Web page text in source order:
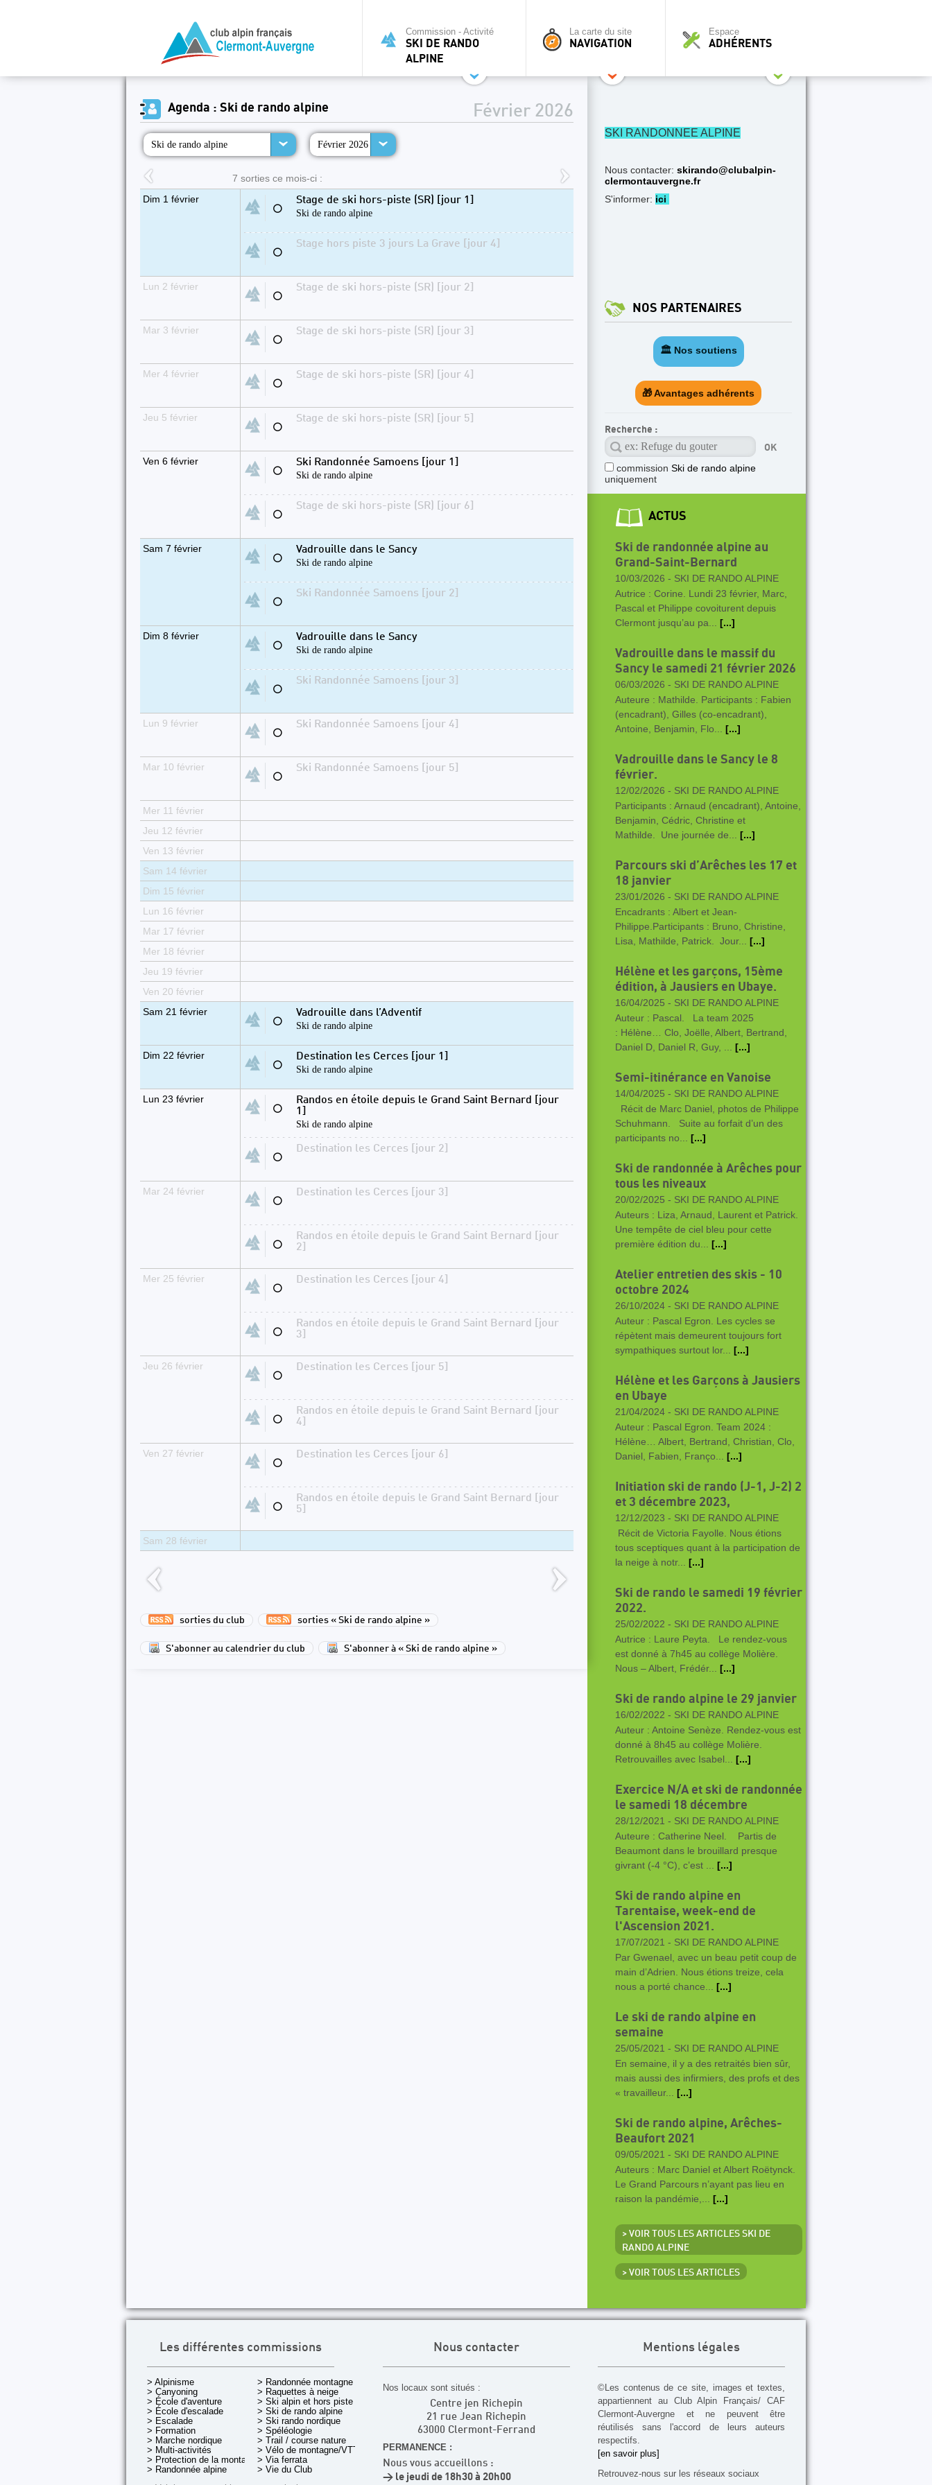
Commission - Activité
SKI DE RANDO
ALPINE
La carte du site
NAVIGATION
Espace
ADHÉRENTS
Agenda : Ski de rando alpine
Ski de rando alpine Février 2026
Février 2026
7 sorties ce mois-ci :
Dim 1 février
⚪
Stage de ski hors-piste (SR) [jour 1]
Ski de rando alpine
⚪
Stage hors piste 3 jours La Grave [jour 4]
Lun 2 février
⚪
Stage de ski hors-piste (SR) [jour 2]
Mar 3 février
⚪
Stage de ski hors-piste (SR) [jour 3]
Mer 4 février
⚪
Stage de ski hors-piste (SR) [jour 4]
Jeu 5 février
⚪
Stage de ski hors-piste (SR) [jour 5]
Ven 6 février
⚪
Ski Randonnée Samoens [jour 1]
Ski de rando alpine
⚪
Stage de ski hors-piste (SR) [jour 6]
Sam 7 février
⚪
Vadrouille dans le Sancy
Ski de rando alpine
⚪
Ski Randonnée Samoens [jour 2]
Dim 8 février
⚪
Vadrouille dans le Sancy
Ski de rando alpine
⚪
Ski Randonnée Samoens [jour 3]
Lun 9 février
⚪
Ski Randonnée Samoens [jour 4]
Mar 10 février
⚪
Ski Randonnée Samoens [jour 5]
Mer 11 février
Jeu 12 février
Ven 13 février
Sam 14 février
Dim 15 février
Lun 16 février
Mar 17 février
Mer 18 février
Jeu 19 février
Ven 20 février
Sam 21 février
⚪
Vadrouille dans l’Adventif
Ski de rando alpine
Dim 22 février
⚪
Destination les Cerces [jour 1]
Ski de rando alpine
Lun 23 février
⚪
Randos en étoile depuis le Grand Saint Bernard [jour
1]
Ski de rando alpine
⚪
Destination les Cerces [jour 2]
Mar 24 février
⚪
Destination les Cerces [jour 3]
⚪
Randos en étoile depuis le Grand Saint Bernard [jour
2]
Mer 25 février
⚪
Destination les Cerces [jour 4]
⚪
Randos en étoile depuis le Grand Saint Bernard [jour
3]
Jeu 26 février
⚪
Destination les Cerces [jour 5]
⚪
Randos en étoile depuis le Grand Saint Bernard [jour
4]
Ven 27 février
⚪
Destination les Cerces [jour 6]
⚪
Randos en étoile depuis le Grand Saint Bernard [jour
5]
Sam 28 février
sorties du club sorties « Ski de rando alpine »
S'abonner au calendrier du club S'abonner à « Ski de rando alpine »
SKI RANDONNEE ALPINE
Nous contacter: skirando@clubalpin-
clermontauvergne.fr
S'informer: ici
NOS PARTENAIRES
🏛️ Nos soutiens
🎁 Avantages adhérents
Recherche :
commission Ski de rando alpine
uniquement
ACTUS
Ski de randonnée alpine au
Grand-Saint-Bernard
10/03/2026 - SKI DE RANDO ALPINE
Autrice : Corine. Lundi 23 février, Marc,
Pascal et Philippe covoiturent depuis
Clermont jusqu’au pa... [...]
Vadrouille dans le massif du
Sancy le samedi 21 février 2026
06/03/2026 - SKI DE RANDO ALPINE
Auteure : Mathilde. Participants : Fabien
(encadrant), Gilles (co-encadrant),
Antoine, Benjamin, Flo... [...]
Vadrouille dans le Sancy le 8
février.
12/02/2026 - SKI DE RANDO ALPINE
Participants : Arnaud (encadrant), Antoine,
Benjamin, Cédric, Christine et
Mathilde. Une journée de... [...]
Parcours ski d’Arêches les 17 et
18 janvier
23/01/2026 - SKI DE RANDO ALPINE
Encadrants : Albert et Jean-
Philippe.Participants : Bruno, Christine,
Lisa, Mathilde, Patrick. Jour... [...]
Hélène et les garçons, 15ème
édition, à Jausiers en Ubaye.
16/04/2025 - SKI DE RANDO ALPINE
Auteur : Pascal. La team 2025
: Hélène… Clo, Joëlle, Albert, Bertrand,
Daniel D, Daniel R, Guy, ... [...]
Semi-itinérance en Vanoise
14/04/2025 - SKI DE RANDO ALPINE
Récit de Marc Daniel, photos de Philippe
Schuhmann. Suite au forfait d’un des
participants no... [...]
Ski de randonnée à Arêches pour
tous les niveaux
20/02/2025 - SKI DE RANDO ALPINE
Auteurs : Liza, Arnaud, Laurent et Patrick.
Une tempête de ciel bleu pour cette
première édition du... [...]
Atelier entretien des skis - 10
octobre 2024
26/10/2024 - SKI DE RANDO ALPINE
Auteur : Pascal Egron. Les cycles se
répètent mais demeurent toujours fort
sympathiques surtout lor... [...]
Hélène et les Garçons à Jausiers
en Ubaye
21/04/2024 - SKI DE RANDO ALPINE
Auteur : Pascal Egron. Team 2024 :
Hélène… Albert, Bertrand, Christian, Clo,
Daniel, Fabien, Franço... [...]
Initiation ski de rando (J-1, J-2) 2
et 3 décembre 2023,
12/12/2023 - SKI DE RANDO ALPINE
Récit de Victoria Fayolle. Nous étions
tous sceptiques quant à la participation de
la neige à notr... [...]
Ski de rando le samedi 19 février
2022.
25/02/2022 - SKI DE RANDO ALPINE
Autrice : Laure Peyta. Le rendez-vous
est donné à 7h45 au collège Molière.
Nous – Albert, Frédér... [...]
Ski de rando alpine le 29 janvier
16/02/2022 - SKI DE RANDO ALPINE
Auteur : Antoine Senèze. Rendez-vous est
donné à 8h45 au collège Molière.
Retrouvailles avec Isabel... [...]
Exercice N/A et ski de randonnée
le samedi 18 décembre
28/12/2021 - SKI DE RANDO ALPINE
Auteure : Catherine Neel. Partis de
Beaumont dans le brouillard presque
givrant (-4 °C), c’est ... [...]
Ski de rando alpine en
Tarentaise, week-end de
l'Ascension 2021.
17/07/2021 - SKI DE RANDO ALPINE
Par Gwenael, avec un beau petit coup de
main d’Adrien. Nous étions treize, cela
nous a porté chance... [...]
Le ski de rando alpine en
semaine
25/05/2021 - SKI DE RANDO ALPINE
En semaine, il y a des retraités bien sûr,
mais aussi des infirmiers, des profs et des
« travailleur... [...]
Ski de rando alpine, Arêches-
Beaufort 2021
09/05/2021 - SKI DE RANDO ALPINE
Auteurs : Marc Daniel et Albert Roëtynck.
Le Grand Parcours n’ayant pas lieu en
raison la pandémie,... [...]
> VOIR TOUS LES ARTICLES SKI DE
RANDO ALPINE
> VOIR TOUS LES ARTICLES
Les différentes commissions
> Alpinisme
> Canyoning
> École d'aventure
> École d'escalade
> Escalade
> Formation
> Marche nordique
> Multi-activités
> Protection de la montagne
> Randonnée alpine
> Randonnée montagne
> Raquettes à neige
> Ski alpin et hors piste
> Ski de rando alpine
> Ski rando nordique
> Spéléologie
> Trail / course nature
> Vélo de montagne/VTT
> Via ferrata
> Vie du Club
Nous contacter
Nos locaux sont situés :
Centre jen Richepin
21 rue Jean Richepin
63000 Clermont-Ferrand
PERMANENCE :
Nous vous accueillons :
> le jeudi de 18h30 à 20h00
Mentions légales
©Les contenus de ce site, images et textes,
appartiennent au Club Alpin Français/ CAF
Clermont-Auvergne et ne peuvent être
réutilisés sans l'accord de leurs auteurs
respectifs.
[en savoir plus]
Retrouvez-nous sur les réseaux sociaux